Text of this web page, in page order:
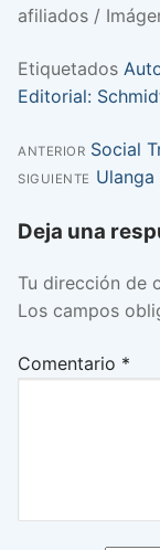
afiliados /
Etiquetados
Editorial:
entradas
ANTERIOR Entrada
anterior:
Social
SIGUIENTE Entrada
Ulanga
Deja una
Tu dirección de
Los campos
Comentario *